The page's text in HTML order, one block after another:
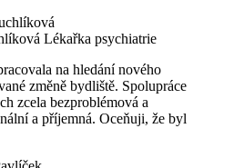
Lékařka psychiatrie
na hledání nového
změně bydliště. Spolupráce
zcela bezproblémová a
a příjemná. Oceňuji, že byl